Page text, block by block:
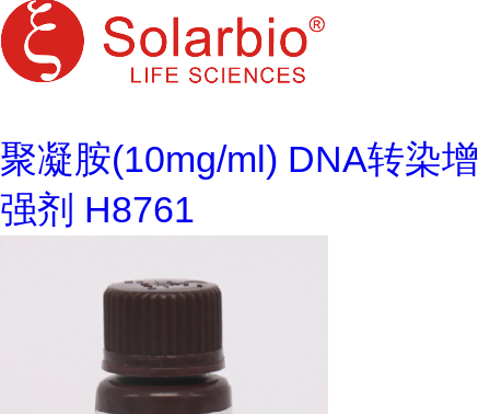
聚凝胺(10mg/ml) DNA转染增
强剂 H8761